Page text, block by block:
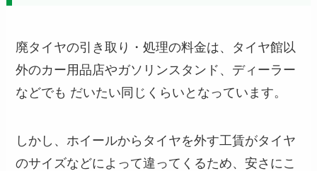
廃タイヤの引き取り・処理の料金は、タイヤ館以
外のカー用品店やガソリンスタンド、ディーラー
などでも だいたい同じくらいとなっています。
しかし、ホイールからタイヤを外す工賃がタイヤ
のサイズなどによって違ってくるため、安さにこ